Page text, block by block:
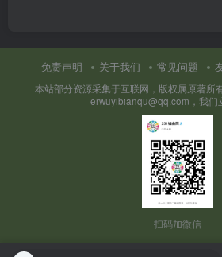
免责声明 关于我们 常见问题
本站部分资源采集于互联网，版权属原著所
erwuyibianqu@qq.com，我们
扫码加微信